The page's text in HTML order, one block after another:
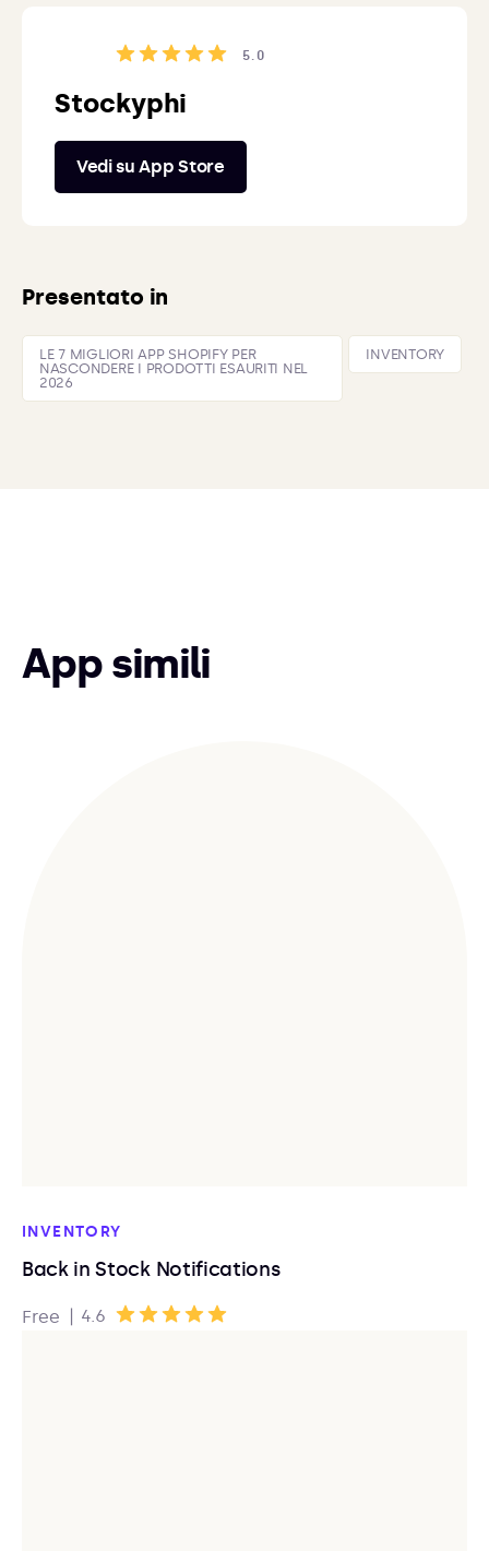
5.0
Stockyphi
Vedi su App Store
Presentato in
LE 7 MIGLIORI APP SHOPIFY PER
NASCONDERE I PRODOTTI ESAURITI NEL
2026
INVENTORY
App simili
INVENTORY
Back in Stock Notifications
Free | 4.6